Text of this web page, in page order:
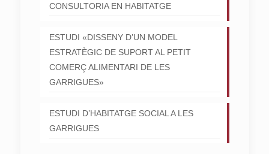
CONSULTORIA EN HABITATGE
ESTUDI «DISSENY D’UN MODEL
ESTRATÈGIC DE SUPORT AL PETIT
COMERÇ ALIMENTARI DE LES
GARRIGUES»
ESTUDI D’HABITATGE SOCIAL A LES
GARRIGUES